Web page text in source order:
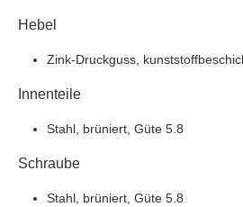
Hebel
Zink-Druckguss,
Innenteile
Stahl, brüniert, Güte 5.8
Schraube
Stahl, brüniert, Güte 5.8